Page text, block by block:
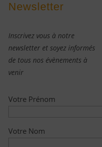
Newsletter
Inscrivez vous à notre
newsletter et soyez informés
de tous nos évènements à
venir
Votre Prénom
Votre Nom